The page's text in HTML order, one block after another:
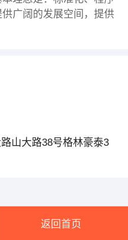
广阔的发展空间，提供
山大路38号格林豪泰3
返回首页